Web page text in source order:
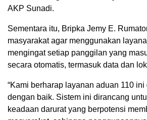
AKP Sunadi.
Sementara itu, Bripka Jemy E.
masyarakat agar menggunakan
mengingat setiap panggilan yang
secara otomatis, termasuk data dan
“Kami berharap layanan aduan 110 ini
dengan baik. Sistem ini dirancang
keadaan darurat yang berpotensi